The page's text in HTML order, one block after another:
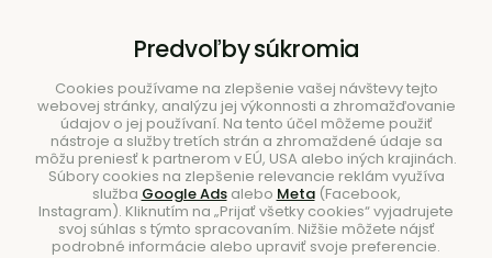
Hľadať
Predvoľby súkromia
Cookies používame na zlepšenie vašej návštevy tejto
webovej stránky, analýzu jej výkonnosti a zhromažďovanie
údajov o jej používaní. Na tento účel môžeme použiť
nástroje a služby tretích strán a zhromaždené údaje sa
môžu preniesť k partnerom v EÚ, USA alebo iných krajinách.
Súbory cookies na zlepšenie relevancie reklám využíva
služba Google Adsalebo Meta(Facebook,
Instagram). Kliknutím na „Prijať všetky cookies“ vyjadrujete
svoj súhlas s týmto spracovaním. Nižšie môžete nájsť
podrobné informácie alebo upraviť svoje preferencie.